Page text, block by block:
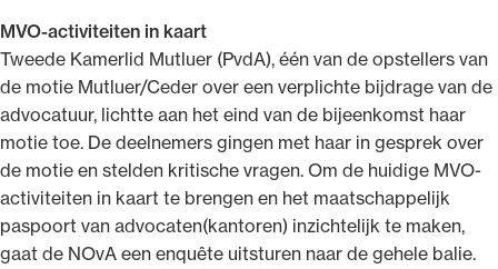
MVO-activiteiten in kaart
Tweede Kamerlid Mutluer (PvdA), één van de opstellers van
de motie Mutluer/Ceder over een verplichte bijdrage van de
advocatuur, lichtte aan het eind van de bijeenkomst haar
motie toe. De deelnemers gingen met haar in gesprek over
de motie en stelden kritische vragen. Om de huidige MVO-
activiteiten in kaart te brengen en het maatschappelijk
paspoort van advocaten(kantoren) inzichtelijk te maken,
gaat de NOvA een enquête uitsturen naar de gehele balie.